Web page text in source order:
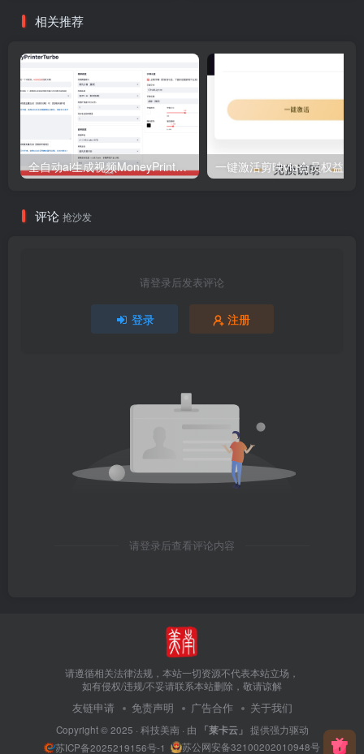
相关推荐
全自动ai生成视频MoneyPrinterTurbo源码 一键激活剪映vip会员权益-老
评论 抢沙发
请登录后发表评论
登录 注册
请登录后查看评论内容
请遵循相关法律法规，本站一切资源不代表本站立场，
如有侵权/违规/不妥请联系本站删除，敬请谅解
友链申请 免责声明 广告合作 关于我们
Copyright © 2025 · 科技美南 · 由 「莱卡云」 提供强力驱动
苏ICP备2025219156号-1
苏公网安备32100202010948号